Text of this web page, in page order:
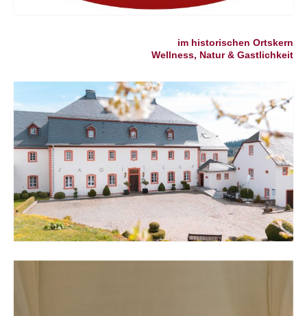
im historischen Ortskern
Wellness, Natur & Gastlichkeit